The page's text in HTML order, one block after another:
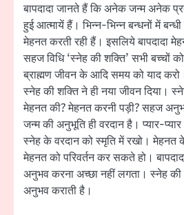
बापदादा जानते हैं कि अनेक जन्म अनेक
हुई आत्मायें हैं। भिन्न-भिन्न बन्धनों में
मेहनत करती रही हैं। इसलिये बापदादा
सहज विधि ‘स्नेह की शक्ति’ सभी बच्चों
ब्राह्मण जीवन के आदि समय को याद
स्नेह की शक्ति ने ही नया जीवन दिया।
मेहनत की? मेहनत करनी पड़ी? सहज
जन्म की अनुभूति ही वरदान है। प्यार-
स्नेह के वरदान को स्मृति में रखो। मेहनत
मेहनत को परिवर्तन कर सकते हो।
अनुभव करना अच्छा नहीं लगता। स्नेह की
अनुभव कराती है।